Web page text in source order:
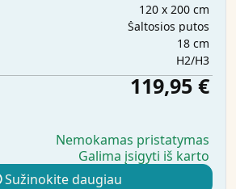
120 x 200 cm
Šaltosios putos
18 cm
H2/H3
119,95 €
Nemokamas pristatymas
Galima įsigyti iš karto
Sužinokite daugiau